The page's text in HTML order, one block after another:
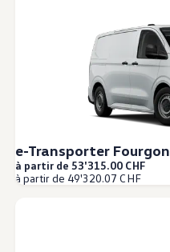
e-Transporter Fourgon
à partir de 53'315.00 CHF
à partir de 49'320.07 CHF